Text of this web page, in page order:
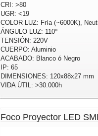
CRI: >80
UGR: <19
COLOR LUZ: Fría (~6000K),
ÁNGULO LUZ: 110º
TENSIÓN: 220V
CUERPO: Aluminio
ACABADO: Blanco ó Negro
IP: 65
DIMENSIONES: 120x88x27 mm
VIDA ÚTIL: >30.000h
Foco Proyector LED